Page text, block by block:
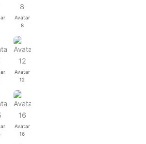
Avatar
8
Avatar
12
Avatar
16